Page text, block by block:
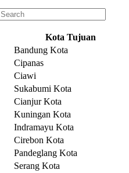
Kota Tujuan
Bandung Kota
Cipanas
Ciawi
Sukabumi Kota
Cianjur Kota
Kuningan Kota
Indramayu Kota
Cirebon Kota
Pandeglang Kota
Serang Kota